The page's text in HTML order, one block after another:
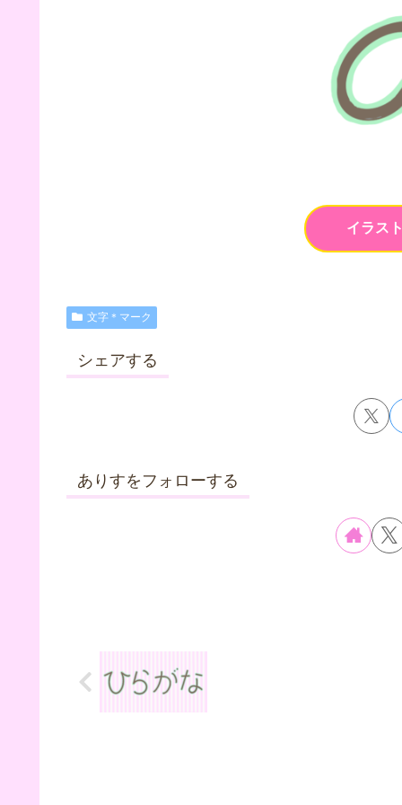
イラス
文字＊マーク
シェアする
ありすをフォローする